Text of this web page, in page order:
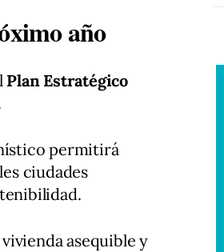
año
Plan Estratégico
permitirá
ciudades
asequible y